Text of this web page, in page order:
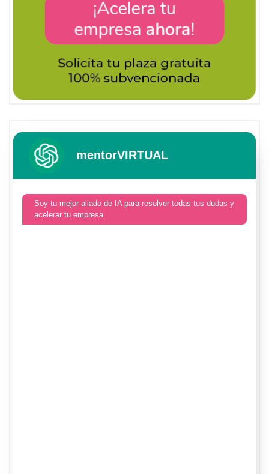
mentorVIRTUAL
Soy tu mejor aliado de IA para resolver todas tus dudas y
acelerar tu empresa